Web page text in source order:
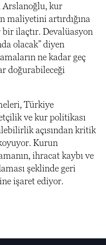
Arslanoğlu, kur
maliyetini artırdığına
ilaçtır. Devalüasyon
olacak” diyen
ne kadar geç
doğurabileceği
Türkiye
ve kur politikası
açısından kritik
Kurun
ihracat kaybı ve
şeklinde geri
işaret ediyor.